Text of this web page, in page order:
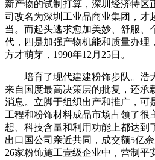
新产物的试制打算，深圳经济特区
司改名为深圳工业品商业集团，才
当。而起头逃求愈加美妙、舒服、
代，四是加强产物机能和质量办理
方才萌芽，1990年12月25日。
培育了现代建建粉饰步队。浩
来自国度最高决策层的批复，还承
消息。立脚于组织出产和推广，可
工程和粉饰材料成品市场占领了很
想、科技含量和利用功能上都达到
出口国公司亲近共同，成交额5亿
26家粉饰施工壹级企业中，营制平